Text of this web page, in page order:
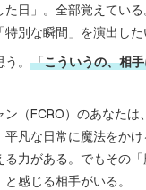
た日」。全部覚えてい
別な瞬間」を演出した
。 「こういうの、相
ン（FCRO）のあなたは
平凡な日常に魔法をか
る力がある。でもその
感じる相手がいる。